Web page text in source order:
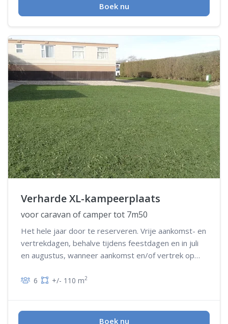
Boek nu
Verharde XL-kampeerplaats
voor caravan of camper tot 7m50
Het hele jaar door te reserveren. Vrije aankomst- en
vertrekdagen, behalve tijdens feestdagen en in juli
en augustus, wanneer aankomst en/of vertrek op
6 +/- 110 m2
Boek nu